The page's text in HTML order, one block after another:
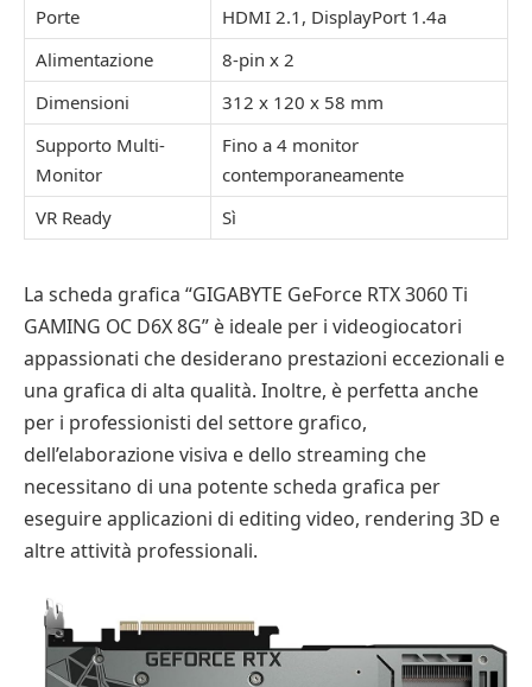
Porte
HDMI 2.1, DisplayPort 1.4a
Alimentazione
8-pin x 2
Dimensioni
312 x 120 x 58 mm
Supporto Multi-
Monitor
Fino a 4 monitor
contemporaneamente
VR Ready
Sì
La scheda grafica “GIGABYTE GeForce RTX 3060 Ti
GAMING OC D6X 8G” è ideale per i videogiocatori
appassionati che desiderano prestazioni eccezionali e
una grafica di alta qualità. Inoltre, è perfetta anche
per i professionisti del settore grafico,
dell’elaborazione visiva e dello streaming che
necessitano di una potente scheda grafica per
eseguire applicazioni di editing video, rendering 3D e
altre attività professionali.